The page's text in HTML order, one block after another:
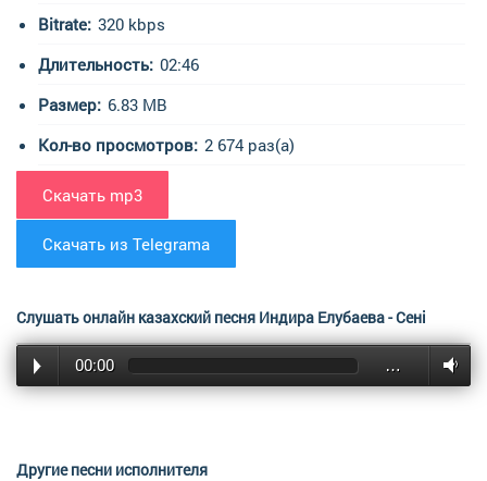
Bitrate: 320 kbps
Длительность: 02:46
Размер: 6.83 MB
Кол-во просмотров: 2 674 раз(а)
Скачать mp3
Скачать из Telegrama
Слушать онлайн казахский песня Индира Елубаева - Сені
ойлап 00:00 …
Другие песни исполнителя